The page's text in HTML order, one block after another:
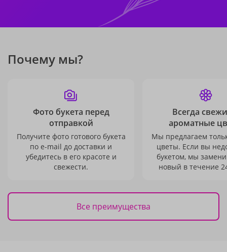
Почему мы?
Фото букета перед
отправкой
Получите фото готового букета
по e-mail до доставки и
убедитесь в его красоте и
свежести.
Всегда
ароматные
Мы предлагаем
цветы. Если вы
букетом, мы
новый в течение
Все преимущества